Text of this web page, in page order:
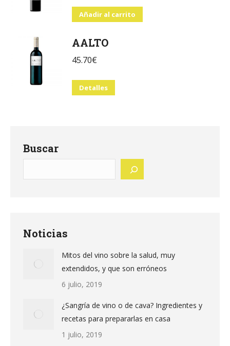
Añadir al carrito
AALTO
45.70€
Detalles
Buscar
Noticias
Mitos del vino sobre la salud, muy
extendidos, y que son erróneos
6 julio, 2019
¿Sangría de vino o de cava? Ingredientes y
recetas para prepararlas en casa
1 julio, 2019